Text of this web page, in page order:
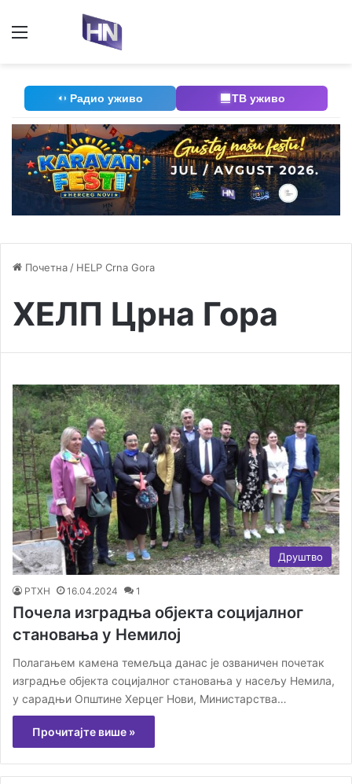
Радио уживо ТВ уживо
Почетна / HELP Crna Gora
ХЕЛП Црна Гора
Друштво
РТХН 16.04.2024 1
Почела изградња објекта социјалног
становања у Немилој
Полагањем камена темељца данас је озваничен почетак
изградње објекта социјалног становања у насељу Немила,
у сарадњи Општине Херцег Нови, Министарства…
Прочитајте више »